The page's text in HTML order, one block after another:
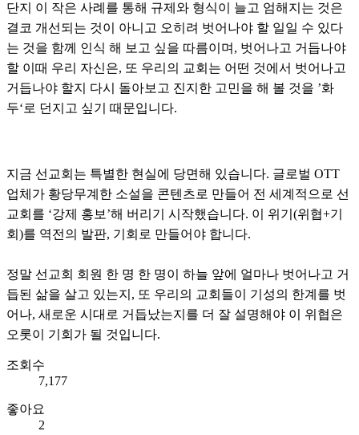
단지 이 작은 사례를 통해 규제와 형식이 늘고 엄해지는 것은
결코 개선되는 것이 아니고 오히려 벗어나야 할 일일 수 있다
는 것을 함께 인식 해 보고 싶을 따름이며, 벗어나고 거듭나야
할 이때 우리 자신은, 또 우리의 교회는 어떤 것에서 벗어나고
거듭나야 할지 다시 돌아보고 진지한 고민을 해 볼 것을 ’화
두‘로 던지고 싶기 때문입니다.
지금 선교회는 특별한 현실에 당면해 있습니다. 글로벌 OTT
업체가 황당무계한 소설을 콘텐츠로 만들어 전 세계적으로 선
교회를 ‘강제 홍보’해 버리기 시작했습니다. 이 위기(위협+기
회)를 역전의 발판, 기회로 만들어야 합니다.
정말 선교회 회원 한 명 한 명이 하늘 앞에 얼마나 벗어나고 거
듭된 삶을 살고 있는지, 또 우리의 교회들이 기성의 한계를 벗
어나, 새로운 시대로 거듭났는지를 더 잘 설명해야 이 위협은
오롯이 기회가 될 것입니다.
조회수
7,177
좋아요
2